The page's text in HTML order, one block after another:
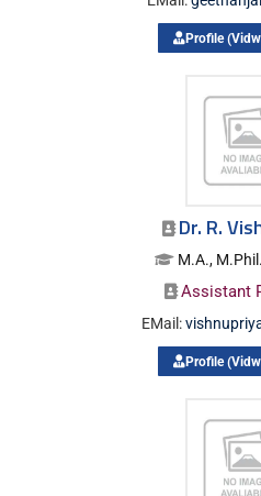
Profile
Dr. R.
M.A.,
Assistant
EMail:
Profile